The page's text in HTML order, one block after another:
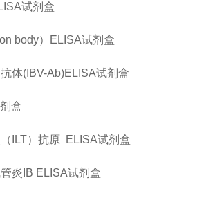
试剂盒
body） ELISA试剂盒
体(IBV-Ab)ELISA试剂盒
盒
ILT）抗原 ELISA试剂盒
炎 IB ELISA试剂盒